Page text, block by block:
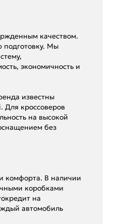
качеством.
подготовку. Мы
экономичность и
известны
Для кроссоверов
на высокой
без
комфорта. В наличии
коробками
на
автомобиль